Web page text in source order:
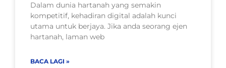
Dalam dunia hartanah yang semakin
kompetitif, kehadiran digital adalah kunci
utama untuk berjaya. Jika anda seorang ejen
hartanah, laman web
BACA LAGI »